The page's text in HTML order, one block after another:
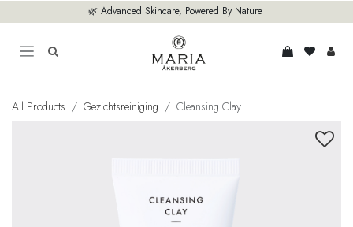
Overslaan naar inhoud🌿 Advanced Skincare, Powered By Nature
All Products Gezichtsreiniging Cleansing Clay